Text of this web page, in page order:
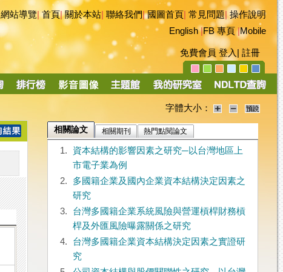
網站導覽|首頁|關於本站 聯絡我們|國圖首頁 常見問題|操作說明
English|FB 專頁|Mobile
免費會員 登入 註冊
字體大小：
相關論文 相關期刊 熱門點閱論文
1.
資本結構的影響因素之研究─以台灣地區上
市電子業為例
2.
多國籍企業及國內企業資本結構決定因素之
研究
3.
台灣多國籍企業系統風險與營運槓桿財務槓
桿及外匯風險曝露關係之研究
4.
台灣多國籍企業資本結構決定因素之實證研
究